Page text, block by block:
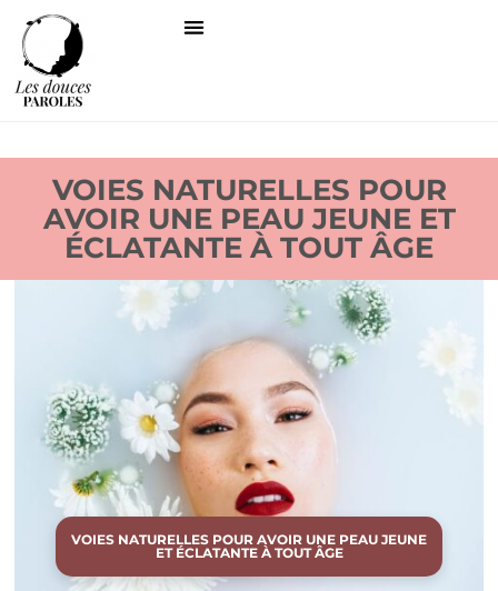
VOIES NATURELLES POUR
AVOIR UNE PEAU JEUNE ET
ÉCLATANTE À TOUT ÂGE
VOIES NATURELLES POUR AVOIR UNE PEAU JEUNE
ET ÉCLATANTE À TOUT ÂGE